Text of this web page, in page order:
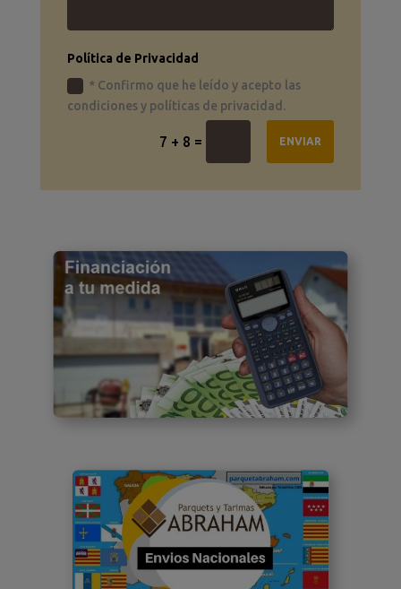
Política de Privacidad
* Confirmo que he leído y acepto las
condiciones y políticas de privacidad.
7 + 8 = ENVIAR